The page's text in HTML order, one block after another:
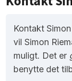
Kontakt
vil Simon
muligt. Det er
benytte det